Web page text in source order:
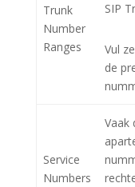
Trunk
Number
Ranges
SIP
Vul
de
Service
Numbers
Vaak